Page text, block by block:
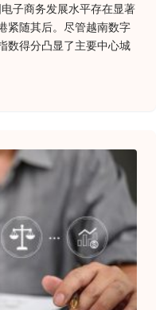
子商务发展水平存在显著
紧随其后。尽管越南数字
数得分凸显了主要中心城